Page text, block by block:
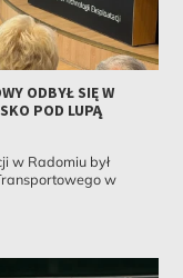
ODBYŁ SIĘ W
POD LUPĄ
w Radomiu był
w